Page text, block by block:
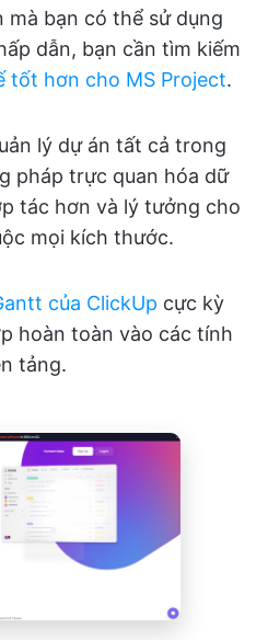
mà bạn có thể sử dụng
dẫn, bạn cần tìm kiếm
tốt hơn cho MS Project.
lý dự án tất cả trong
pháp trực quan hóa dữ
tác hơn và lý tưởng cho
mọi kích thước.
của ClickUp cực kỳ
hoàn toàn vào các tính
tảng.